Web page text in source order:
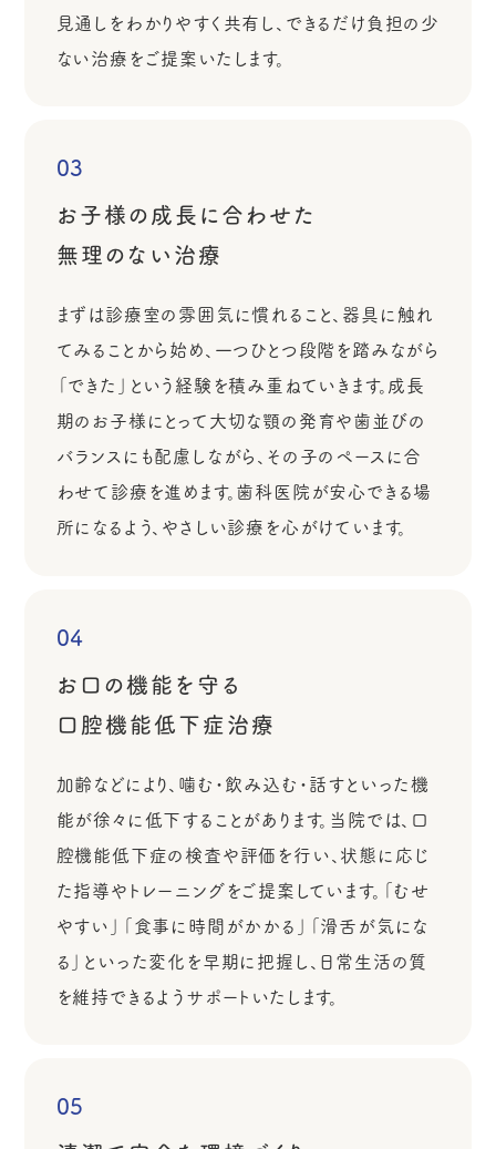
見通しをわかりやすく共有し、できるだけ負担の少
ない治療をご提案いたします。
03
お子様の成長に合わせた
無理のない治療
まずは診療室の雰囲気に慣れること、器具に触れ
てみることから始め、一つひとつ段階を踏みながら
「できた」という経験を積み重ねていきます。成長
期のお子様にとって大切な顎の発育や歯並びの
バランスにも配慮しながら、その子のペースに合
わせて診療を進めます。歯科医院が安心できる場
所になるよう、やさしい診療を心がけています。
04
お口の機能を守る
口腔機能低下症治療
加齢などにより、噛む・飲み込む・話すといった機
能が徐々に低下することがあります。当院では、口
腔機能低下症の検査や評価を行い、状態に応じ
た指導やトレーニングをご提案しています。「むせ
やすい」「食事に時間がかかる」「滑舌が気にな
る」といった変化を早期に把握し、日常生活の質
を維持できるようサポートいたします。
05